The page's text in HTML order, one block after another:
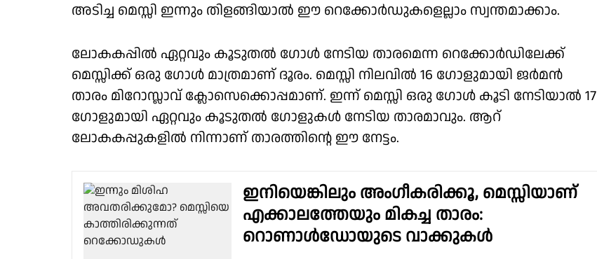
അടിച്ച മെസ്സി ഇന്നും തിളങ്ങിയാൽ ഈ റെക്കോർഡുകളെല്ലാം സ്വന്തമാക്കാം.
ലോകകപ്പിൽ ഏറ്റവും കൂടുതൽ ഗോൾ നേടിയ താരമെന്ന റെക്കോർഡിലേക്ക്
മെസ്സിക്ക് ഒരു ഗോൾ മാത്രമാണ് ദൂരം. മെസ്സി നിലവിൽ 16 ഗോളുമായി ജർമൻ
താരം മിറോസ്ലാവ് ക്ലോസെക്കൊപ്പമാണ്. ഇന്ന് മെസ്സി ഒരു ഗോൾ കൂടി നേടിയാൽ 17
ഗോളുമായി ഏറ്റവും കൂടുതൽ ഗോളുകൾ നേടിയ താരമാവും. ആറ്
ലോകകപ്പുകളിൽ നിന്നാണ് താരത്തിൻ്റെ ഈ നേട്ടം.
ഇനിയെങ്കിലും അംഗീകരിക്കൂ, മെസ്സിയാണ്
എക്കാലത്തേയും മികച്ച താരം:
റൊണാള്‍ഡോയുടെ വാക്കുകള്‍